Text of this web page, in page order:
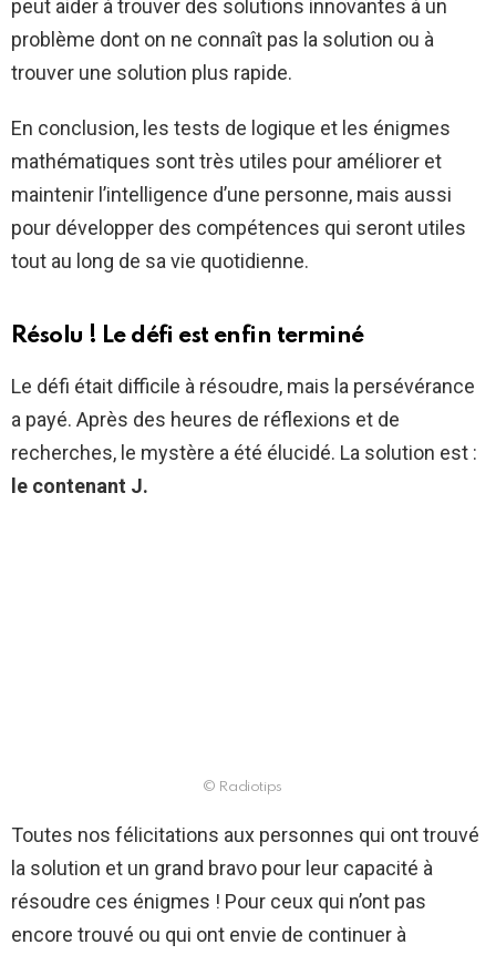
peut aider à trouver des solutions innovantes à un
problème dont on ne connaît pas la solution ou à
trouver une solution plus rapide.
En conclusion, les tests de logique et les énigmes
mathématiques sont très utiles pour améliorer et
maintenir l’intelligence d’une personne, mais aussi
pour développer des compétences qui seront utiles
tout au long de sa vie quotidienne.
Résolu ! Le défi est enfin terminé
Le défi était difficile à résoudre, mais la persévérance
a payé. Après des heures de réflexions et de
recherches, le mystère a été élucidé. La solution est :
le contenant J.
© Radiotips
Toutes nos félicitations aux personnes qui ont trouvé
la solution et un grand bravo pour leur capacité à
résoudre ces énigmes ! Pour ceux qui n’ont pas
encore trouvé ou qui ont envie de continuer à